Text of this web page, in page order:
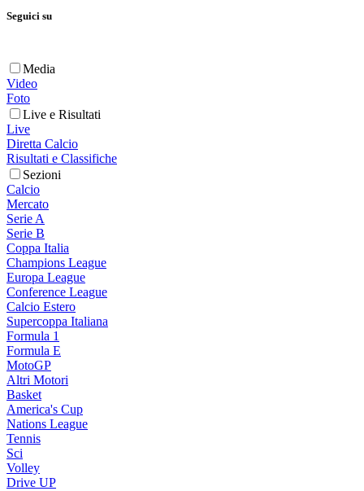
Seguici su
Media
Video
Foto
Live e Risultati
Live
Diretta Calcio
Risultati e Classifiche
Sezioni
Calcio
Mercato
Serie A
Serie B
Coppa Italia
Champions League
Europa League
Conference League
Calcio Estero
Supercoppa Italiana
Formula 1
Formula E
MotoGP
Altri Motori
Basket
America's Cup
Nations League
Tennis
Sci
Volley
Drive UP